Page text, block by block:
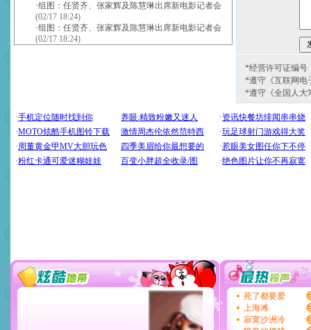
·组图：任贤齐、张家辉及陈慧琳出席新电影记者会
(02/17 18:24)
·组图：任贤齐、张家辉及陈慧琳出席新电影记者会
(02/17 18:24)
*经营许可证编号
*遵守《互联网电
*遵守《全国人大